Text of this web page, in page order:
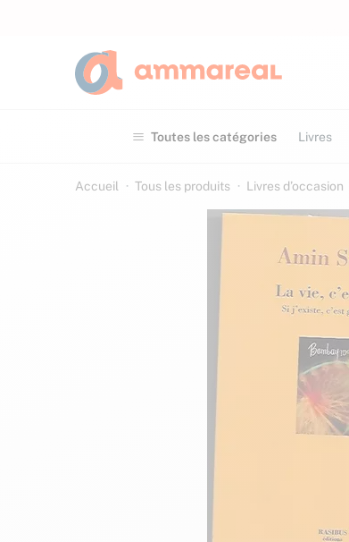
Toutes les catégories Livres
Accueil Tous les produits Livres d’occasion